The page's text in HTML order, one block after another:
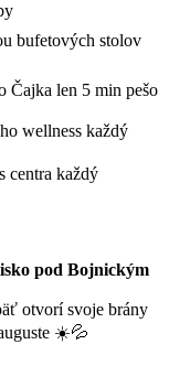
bufetových stolov
Čajka len 5 min pešo
wellness každý
centra každý
pod Bojnickým
otvorí svoje brány
☀️💦